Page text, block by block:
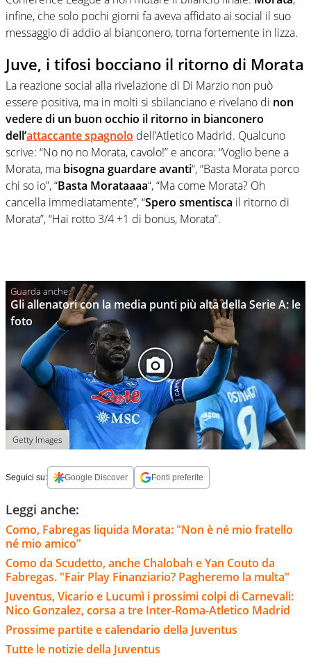
infine, che solo pochi giorni fa aveva affidato ai social il suo
messaggio di addio al bianconero, torna fortemente in lizza.
Juve, i tifosi bocciano il ritorno di Morata
La reazione social alla rivelazione di Di Marzio non può
essere positiva, ma in molti si sbilanciano e rivelano di non
vedere di un buon occhio il ritorno in bianconero
dell’attaccante spagnolo dell’Atletico Madrid. Qualcuno
scrive: “No no no Morata, cavolo!” e ancora: “Voglio bene a
Morata, ma bisogna guardare avanti“, “Basta Morata porco
chi so io”, “Basta Morataaaa“, “Ma come Morata? Oh
cancella immediatamente”, “Spero smentisca il ritorno di
Morata”, “Hai rotto 3/4 +1 di bonus, Morata”.
Gli allenatori con la media punti più alta della Serie A: le
foto
Getty Images
Seguici su: Google Discover Fonti preferite
Leggi anche:
Como, Fabregas liquida Morata: "Non è né mio fratello
né mio amico"
Como da Scudetto, anche Chalobah e Yan Couto da
Fabregas. "Fair Play Finanziario? Pagheremo la multa"
Juventus, Vicario e Lucumì i prossimi colpi di Carnevali:
Nico Gonzalez, corsa a tre Inter-Roma-Atletico Madrid
Prossime partite e calendario della Juventus
Tutte le notizie della Juventus